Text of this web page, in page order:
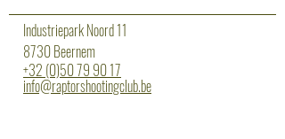
Industriepark Noord 11
8730 Beernem
+32 (0)50 79 90 17
info@raptorshootingclub.be